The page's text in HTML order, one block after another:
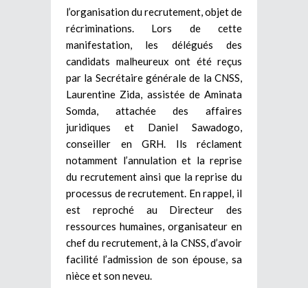
l’organisation du recrutement, objet de
récriminations. Lors de cette
manifestation, les délégués des
candidats malheureux ont été reçus
par la Secrétaire générale de la CNSS,
Laurentine Zida, assistée de Aminata
Somda, attachée des affaires
juridiques et Daniel Sawadogo,
conseiller en GRH. Ils réclament
notamment l’annulation et la reprise
du recrutement ainsi que la reprise du
processus de recrutement. En rappel, il
est reproché au Directeur des
ressources humaines, organisateur en
chef du recrutement, à la CNSS, d’avoir
facilité l’admission de son épouse, sa
nièce et son neveu.